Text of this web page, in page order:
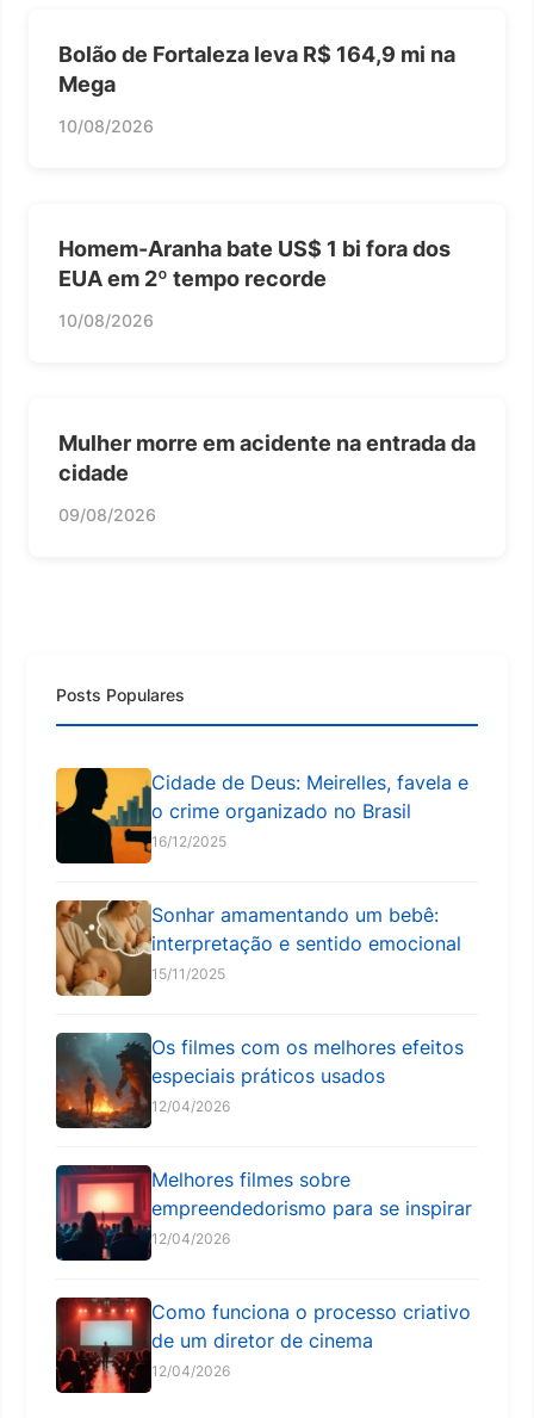
Bolão de Fortaleza leva R$ 164,9 mi na
Mega
10/08/2026
Homem-Aranha bate US$ 1 bi fora dos
EUA em 2º tempo recorde
10/08/2026
Mulher morre em acidente na entrada da
cidade
09/08/2026
Posts Populares
Cidade de Deus: Meirelles, favela e
o crime organizado no Brasil
16/12/2025
Sonhar amamentando um bebê:
interpretação e sentido emocional
15/11/2025
Os filmes com os melhores efeitos
especiais práticos usados
12/04/2026
Melhores filmes sobre
empreendedorismo para se inspirar
12/04/2026
Como funciona o processo criativo
de um diretor de cinema
12/04/2026